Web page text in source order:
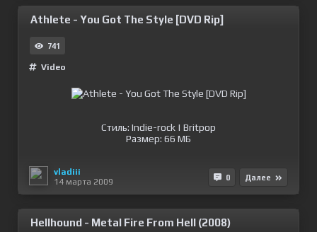
Athlete - You Got The Style [DVD Rip]
741
Video
Стиль: Indie-rock | Britpop
Размер: 66 МБ
vladiii
14 марта 2009
0 Далее
Hellhound - Metal Fire From Hell (2008)